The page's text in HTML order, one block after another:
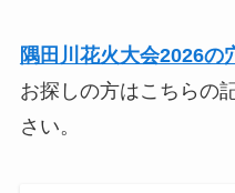
隅田川花火大会2026の
お探しの方はこちらの
さい。